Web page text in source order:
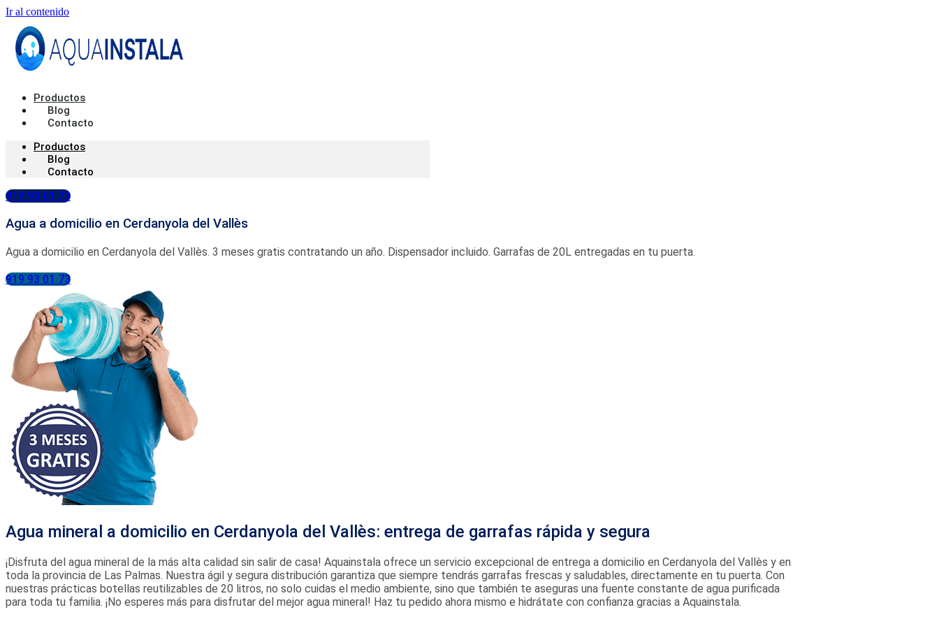
Ir al contenido
Productos
Blog
Contacto
Productos
Blog
Contacto
919 93 01 73
Agua a domicilio en Cerdanyola del Vallès
Agua a domicilio en Cerdanyola del Vallès. 3 meses gratis contratando un año. Dispensador incluido. Garrafas de 20L entregadas en tu puerta.
919 93 01 73
Agua mineral a domicilio en Cerdanyola del Vallès: entrega de garrafas rápida y segura
¡Disfruta del agua mineral de la más alta calidad sin salir de casa! Aquainstala ofrece un servicio excepcional de entrega a domicilio en Cerdanyola del Vallès y en
toda la provincia de Las Palmas. Nuestra ágil y segura distribución garantiza que siempre tendrás garrafas frescas y saludables, directamente en tu puerta. Con
nuestras prácticas botellas reutilizables de 20 litros, no solo cuidas el medio ambiente, sino que también te aseguras una fuente constante de agua purificada
para toda tu familia. ¡No esperes más para disfrutar del mejor agua mineral! Haz tu pedido ahora mismo e hidrátate con confianza gracias a Aquainstala.